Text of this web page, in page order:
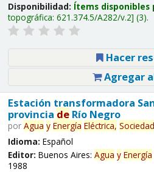
Disponibilidad: Ítems disponibles
topográfica: 621.374.5/A282/v.2 (3).
Hacer
Agregar
Estación transformadora
provincia deRío Negro
por Agua y Energía Eléctrica, Sociedad
Idioma: Español
Editor: Buenos Aires: Agua y Energía
1988